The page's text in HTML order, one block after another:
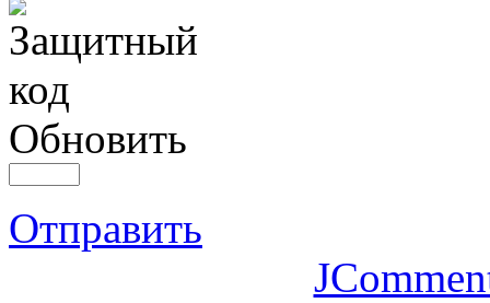
Обновить
Отправить